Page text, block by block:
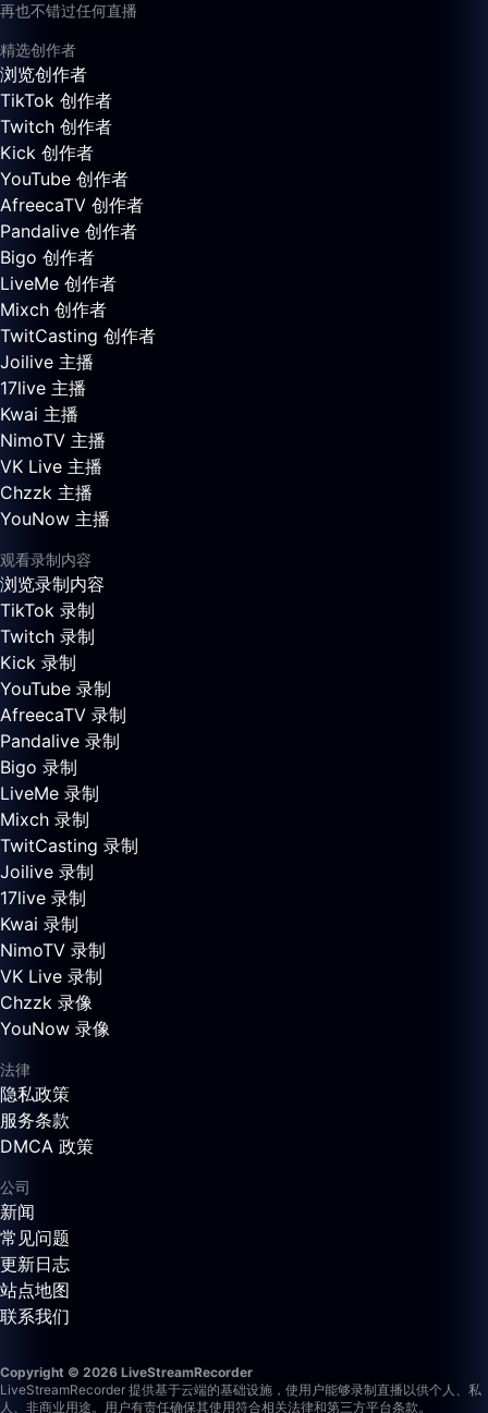
再也不错过任何直播
精选创作者
浏览创作者
TikTok 创作者
Twitch 创作者
Kick 创作者
YouTube 创作者
AfreecaTV 创作者
Pandalive 创作者
Bigo 创作者
LiveMe 创作者
Mixch 创作者
TwitCasting 创作者
Joilive 主播
17live 主播
Kwai 主播
NimoTV 主播
VK Live 主播
Chzzk 主播
YouNow 主播
观看录制内容
浏览录制内容
TikTok 录制
Twitch 录制
Kick 录制
YouTube 录制
AfreecaTV 录制
Pandalive 录制
Bigo 录制
LiveMe 录制
Mixch 录制
TwitCasting 录制
Joilive 录制
17live 录制
Kwai 录制
NimoTV 录制
VK Live 录制
Chzzk 录像
YouNow 录像
法律
隐私政策
服务条款
DMCA 政策
公司
新闻
常见问题
更新日志
站点地图
联系我们
Copyright © 2026 LiveStreamRecorder
LiveStreamRecorder 提供基于云端的基础设施，使用户能够录制直播以供个人、私
人、非商业用途。用户有责任确保其使用符合相关法律和第三方平台条款。